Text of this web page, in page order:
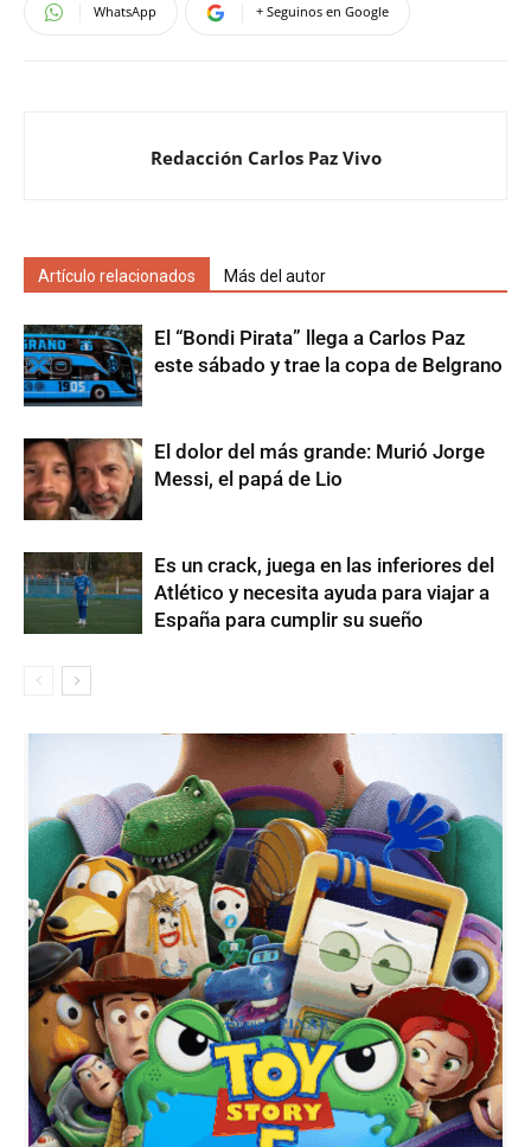
WhatsApp + Seguinos en Google
Redacción Carlos Paz Vivo
Artículo relacionados Más del autor
El “Bondi Pirata” llega a Carlos Paz
este sábado y trae la copa de Belgrano
El dolor del más grande: Murió Jorge
Messi, el papá de Lio
Es un crack, juega en las inferiores del
Atlético y necesita ayuda para viajar a
España para cumplir su sueño